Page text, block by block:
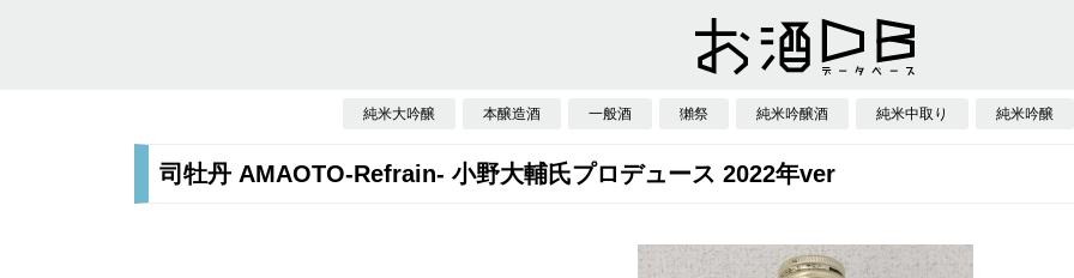
純米大吟醸 本醸造酒 一般酒 獺祭 純米吟醸酒 純米中取り 純米吟醸
司牡丹 AMAOTO-Refrain- 小野大輔氏プロデュース 2022年ver